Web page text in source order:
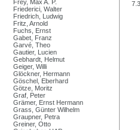
Frey, Max A. P.
Friederici, Walter
Friedrich, Ludwig
Fritz, Arnold
Fuchs, Ernst
Gabet, Franz
Garvé, Theo
Gautier, Lucien
Gebhardt, Helmut
Geiger, Willi
Glöckner, Hermann
Göschel, Eberhard
Götze, Moritz
Graf, Peter
Grämer, Ernst Hermann
Grass, Günter Wilhelm
Graupner, Petra
Greiner, Otto